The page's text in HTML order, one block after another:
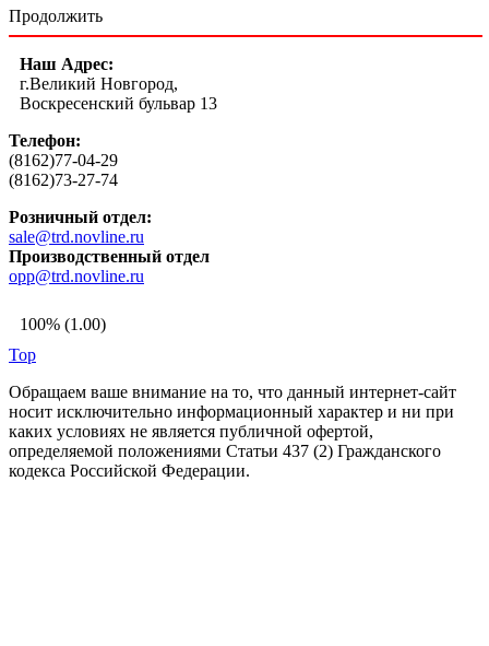
Продолжить
Наш Адрес:
г.Великий Новгород,
Воскресенский бульвар 13
Телефон:
(8162)77-04-29
(8162)73-27-74
Розничный отдел:
sale@trd.novline.ru
Производственный отдел
opp@trd.novline.ru
100% (1.00)
Top
Обращаем ваше внимание на то, что данный интернет-сайт
носит исключительно информационный характер и ни при
каких условиях не является публичной офертой,
определяемой положениями Статьи 437 (2) Гражданского
кодекса Российской Федерации.